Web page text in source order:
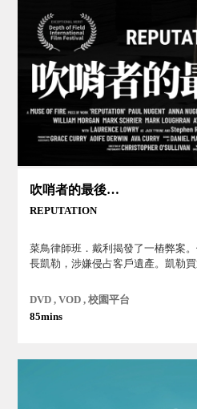
吹哨者的最後正義
REPUTATION
菜鳥律師班．戴利揭發了一樁弊案
長凱勒，涉嫌侵占客戶遺產。凱勒
法案來勒索雇主的人...。
DVD , VOD , 校園平台
85mins